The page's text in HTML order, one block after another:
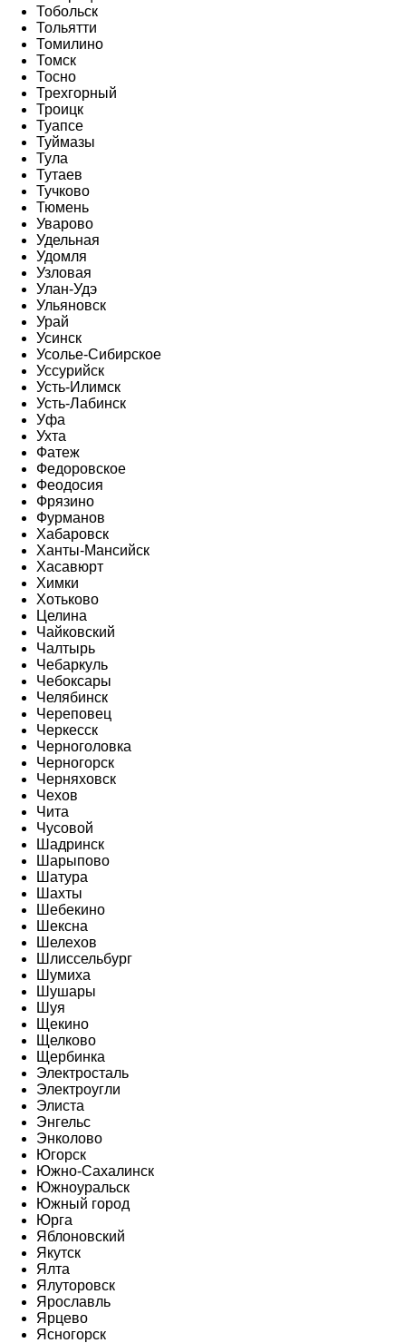
Тобольск
Тольятти
Томилино
Томск
Тосно
Трехгорный
Троицк
Туапсе
Туймазы
Тула
Тутаев
Тучково
Тюмень
Уварово
Удельная
Удомля
Узловая
Улан-Удэ
Ульяновск
Урай
Усинск
Усолье-Сибирское
Уссурийск
Усть-Илимск
Усть-Лабинск
Уфа
Ухта
Фатеж
Федоровское
Феодосия
Фрязино
Фурманов
Хабаровск
Ханты-Мансийск
Хасавюрт
Химки
Хотьково
Целина
Чайковский
Чалтырь
Чебаркуль
Чебоксары
Челябинск
Череповец
Черкесск
Черноголовка
Черногорск
Черняховск
Чехов
Чита
Чусовой
Шадринск
Шарыпово
Шатура
Шахты
Шебекино
Шексна
Шелехов
Шлиссельбург
Шумиха
Шушары
Шуя
Щекино
Щелково
Щербинка
Электросталь
Электроугли
Элиста
Энгельс
Энколово
Югорск
Южно-Сахалинск
Южноуральск
Южный город
Юрга
Яблоновский
Якутск
Ялта
Ялуторовск
Ярославль
Ярцево
Ясногорск